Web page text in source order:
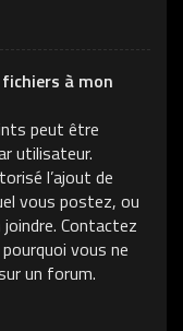
à mon
peut être
utilisateur.
l’ajout de
vous postez, ou
Contactez
vous ne
un forum.